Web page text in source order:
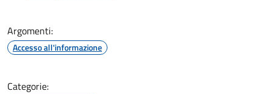
Argomenti:
Accesso all'informazione
Categorie: